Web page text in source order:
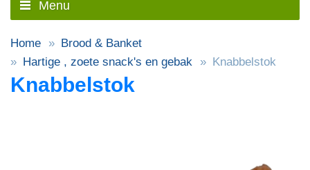
Menu
Home
Brood & Banket
Hartige , zoete snack's en gebak
Knabbelstok
Knabbelstok